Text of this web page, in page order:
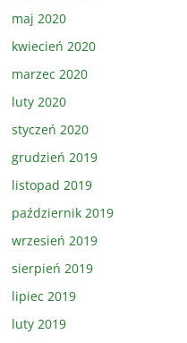
maj 2020
kwiecień 2020
marzec 2020
luty 2020
styczeń 2020
grudzień 2019
listopad 2019
październik 2019
wrzesień 2019
sierpień 2019
lipiec 2019
luty 2019